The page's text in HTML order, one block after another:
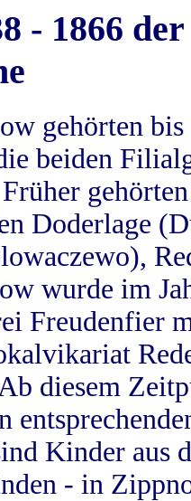
- 1866
gehörten
beiden
Doderlage
wurde im
Freudenfier
diesem
Kinder aus
- in